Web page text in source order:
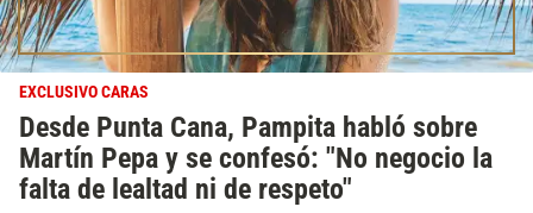
EXCLUSIVO CARAS
Desde Punta Cana, Pampita habló sobre
Martín Pepa y se confesó: "No negocio la
falta de lealtad ni de respeto"